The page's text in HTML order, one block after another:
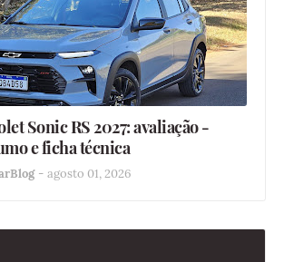
Sonic RS 2027: avaliação -
e ficha técnica
- agosto 01, 2026